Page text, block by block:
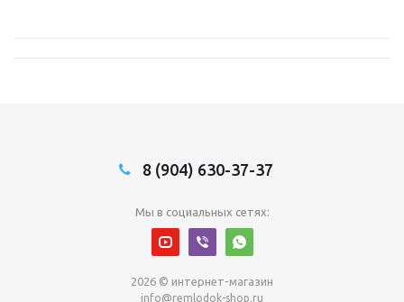
8 (904) 630-37-37
Мы в социальных сетях:
2026 © интернет-магазин
info@remlodok-shop.ru